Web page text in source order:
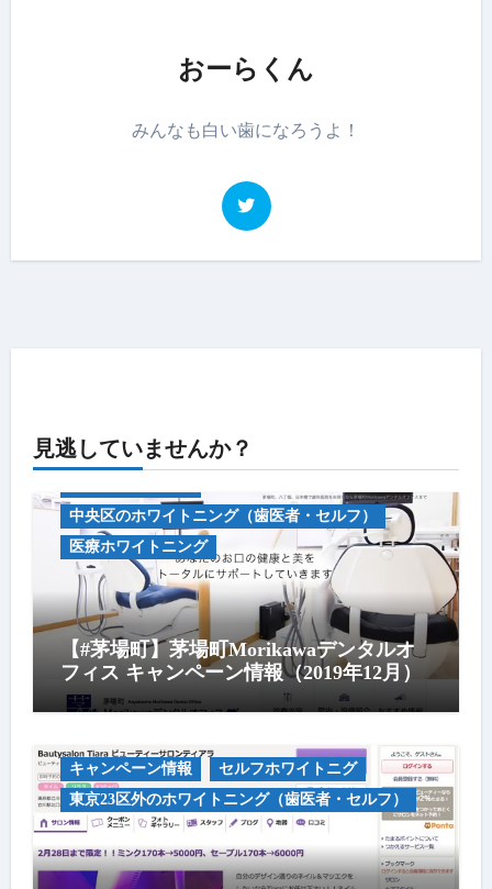
おーらくん
みんなも白い歯になろうよ！
見逃していませんか？
中央区のホワイトニング（歯医者・セルフ）
医療ホワイトニング
【#茅場町】茅場町Morikawaデンタルオ
フィス キャンペーン情報（2019年12月）
キャンペーン情報
セルフホワイトニグ
東京23区外のホワイトニング（歯医者・セルフ）